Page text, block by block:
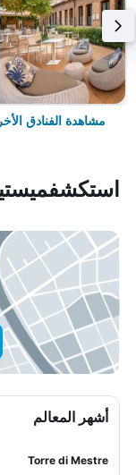
مشاهدة الفنادق
أشهر المعالم
Torre di Mestre